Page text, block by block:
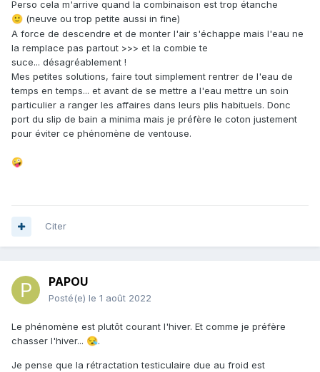
Perso cela m'arrive quand la combinaison est trop étanche
🙂 (neuve ou trop petite aussi in fine)
A force de descendre et de monter l'air s'échappe mais l'eau ne
la remplace pas partout >>> et la combie te
suce... désagréablement !
Mes petites solutions, faire tout simplement rentrer de l'eau de
temps en temps... et avant de se mettre a l'eau mettre un soin
particulier a ranger les affaires dans leurs plis habituels. Donc
port du slip de bain a minima mais je préfère le coton justement
pour éviter ce phénomène de ventouse.
🤪
Citer
PAPOU
Posté(e) le 1 août 2022
Le phénomène est plutôt courant l'hiver. Et comme je préfère
chasser l'hiver... 😪.
Je pense que la rétractation testiculaire due au froid est